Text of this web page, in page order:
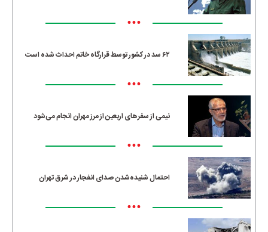
•••
۶۲ سد در کشور توسط قرارگاه خاتم احداث شده است
•••
نیمی از سفرهای اربعین از مرز مهران انجام می‌شود
•••
احتمال شنیده‌شدن صدای انفجار در شرق تهران
•••